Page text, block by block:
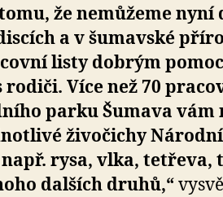
že nemůžeme
a v šumavské
listy dobrým
rodiči. Více než 70
parku Šumava
živočichy
rysa, vlka,
dalších druhů,“